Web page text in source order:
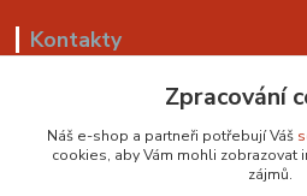
Kontakty
+420 799 530 549
sedackyvysocina@seznam.cz
Zpracování
Náš e-shop a partneři potřebují Váš
cookies, aby Vám mohli zobrazovat
zájmů.